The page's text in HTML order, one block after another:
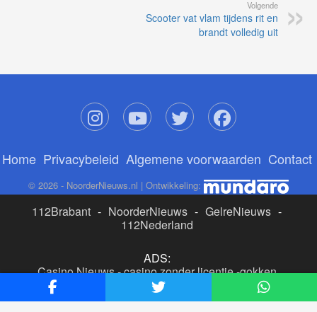
Volgende
Scooter vat vlam tijdens rit en
brandt volledig uit
Home Privacybeleid Algemene voorwaarden Contact
© 2026 - NoorderNieuws.nl | Ontwikkeling:
112Brabant - NoorderNieuws - GelreNieuws -
112Nederland
ADS:
Casino Nieuws-casino zonder licentie-gokken
buitenlandse site
beste online casino nederland